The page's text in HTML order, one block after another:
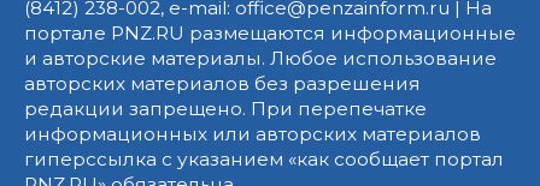
(8412) 238-002, e-mail: office@penzainform.ru | На
портале PNZ.RU размещаются информационные
и авторские материалы. Любое использование
авторских материалов без разрешения
редакции запрещено. При перепечатке
информационных или авторских материалов
гиперссылка с указанием «как сообщает портал